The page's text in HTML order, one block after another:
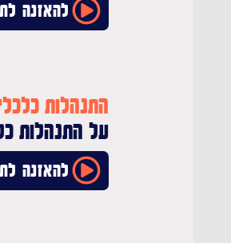
להאזנה
התנהלות
על התנהלות
להאזנה